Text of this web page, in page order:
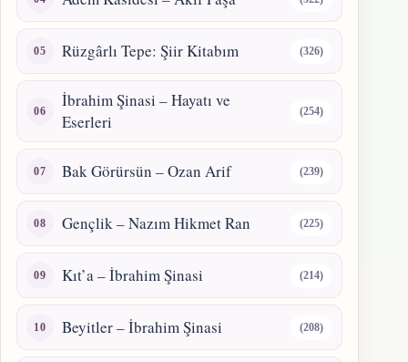
Rüzgârlı Tepe: Şiir Kitabım (326)
İbrahim Şinasi – Hayatı ve
Eserleri
(254)
Bak Görürsün – Ozan Arif (239)
Gençlik – Nazım Hikmet Ran (225)
Kıt’a – İbrahim Şinasi (214)
Beyitler – İbrahim Şinasi (208)